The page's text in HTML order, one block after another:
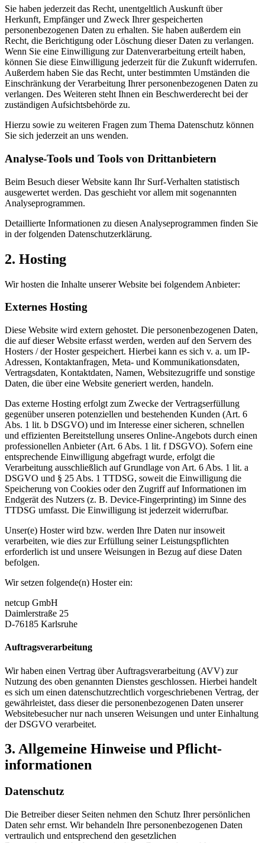
Sie haben jederzeit das Recht, unentgeltlich Auskunft über
Herkunft, Empfänger und Zweck Ihrer gespeicherten
personenbezogenen Daten zu erhalten. Sie haben außerdem ein
Recht, die Berichtigung oder Löschung dieser Daten zu verlangen.
Wenn Sie eine Einwilligung zur Datenverarbeitung erteilt haben,
können Sie diese Einwilligung jederzeit für die Zukunft widerrufen.
Außerdem haben Sie das Recht, unter bestimmten Umständen die
Einschränkung der Verarbeitung Ihrer personenbezogenen Daten zu
verlangen. Des Weiteren steht Ihnen ein Beschwerderecht bei der
zuständigen Aufsichtsbehörde zu.
Hierzu sowie zu weiteren Fragen zum Thema Datenschutz können
Sie sich jederzeit an uns wenden.
Analyse-Tools und Tools von Dritt­anbietern
Beim Besuch dieser Website kann Ihr Surf-Verhalten statistisch
ausgewertet werden. Das geschieht vor allem mit sogenannten
Analyseprogrammen.
Detaillierte Informationen zu diesen Analyseprogrammen finden Sie
in der folgenden Datenschutzerklärung.
2. Hosting
Wir hosten die Inhalte unserer Website bei folgendem Anbieter:
Externes Hosting
Diese Website wird extern gehostet. Die personenbezogenen Daten,
die auf dieser Website erfasst werden, werden auf den Servern des
Hosters / der Hoster gespeichert. Hierbei kann es sich v. a. um IP-
Adressen, Kontaktanfragen, Meta- und Kommunikationsdaten,
Vertragsdaten, Kontaktdaten, Namen, Websitezugriffe und sonstige
Daten, die über eine Website generiert werden, handeln.
Das externe Hosting erfolgt zum Zwecke der Vertragserfüllung
gegenüber unseren potenziellen und bestehenden Kunden (Art. 6
Abs. 1 lit. b DSGVO) und im Interesse einer sicheren, schnellen
und effizienten Bereitstellung unseres Online-Angebots durch einen
professionellen Anbieter (Art. 6 Abs. 1 lit. f DSGVO). Sofern eine
entsprechende Einwilligung abgefragt wurde, erfolgt die
Verarbeitung ausschließlich auf Grundlage von Art. 6 Abs. 1 lit. a
DSGVO und § 25 Abs. 1 TTDSG, soweit die Einwilligung die
Speicherung von Cookies oder den Zugriff auf Informationen im
Endgerät des Nutzers (z. B. Device-Fingerprinting) im Sinne des
TTDSG umfasst. Die Einwilligung ist jederzeit widerrufbar.
Unser(e) Hoster wird bzw. werden Ihre Daten nur insoweit
verarbeiten, wie dies zur Erfüllung seiner Leistungspflichten
erforderlich ist und unsere Weisungen in Bezug auf diese Daten
befolgen.
Wir setzen folgende(n) Hoster ein:
netcup GmbH
Daimlerstraße 25
D-76185 Karlsruhe
Auftragsverarbeitung
Wir haben einen Vertrag über Auftragsverarbeitung (AVV) zur
Nutzung des oben genannten Dienstes geschlossen. Hierbei handelt
es sich um einen datenschutzrechtlich vorgeschriebenen Vertrag, der
gewährleistet, dass dieser die personenbezogenen Daten unserer
Websitebesucher nur nach unseren Weisungen und unter Einhaltung
der DSGVO verarbeitet.
3. Allgemeine Hinweise und Pflicht­
informationen
Datenschutz
Die Betreiber dieser Seiten nehmen den Schutz Ihrer persönlichen
Daten sehr ernst. Wir behandeln Ihre personenbezogenen Daten
vertraulich und entsprechend den gesetzlichen